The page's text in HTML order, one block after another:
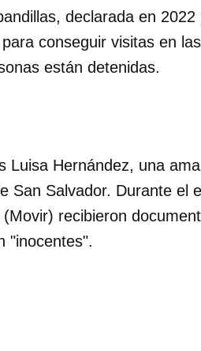
declarada en
conseguir visitas en
están detenidas.
Luisa Hernández, una
San Salvador. Durante el
recibieron
"inocentes".